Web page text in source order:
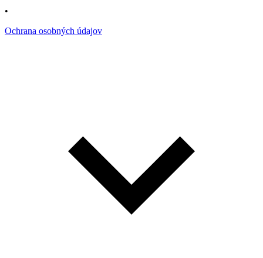
•
Ochrana osobných údajov